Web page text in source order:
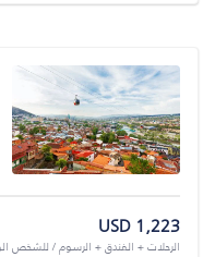
USD 1,223
الرحلات + الفندق + الرسوم / للشخص